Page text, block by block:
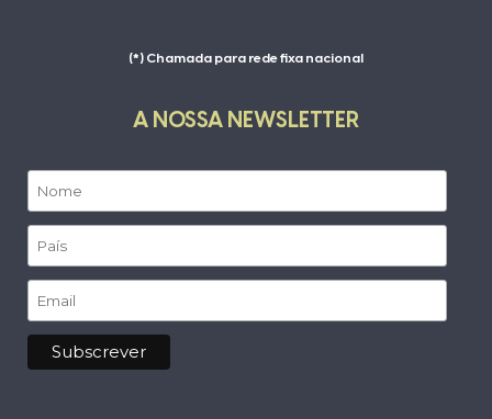
(*) Chamada para rede fixa nacional
A NOSSA NEWSLETTER